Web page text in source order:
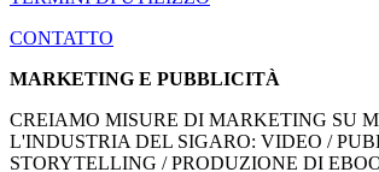
CONTATTO
MARKETING E PUBBLICITÀ
CREIAMO MISURE DI MARKETING SU
L'INDUSTRIA DEL SIGARO: VIDEO /
STORYTELLING / PRODUZIONE DI